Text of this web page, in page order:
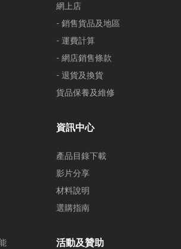
網上店
- 銷售貨品及地區
- 運費計算
- 網店銷售條款
- 退貨及換貨
貨品保養及維修
資訊中心
產品目錄下載
影片分享
材料說明
選購指南
活動及贊助